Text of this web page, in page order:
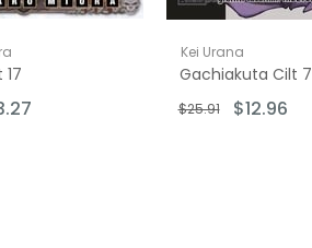
Kei Urana
Gachiakuta Cilt 7
$12.96
$25.91